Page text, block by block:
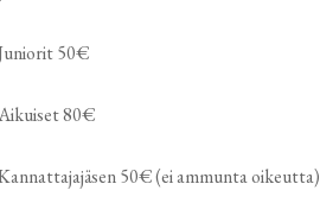
50€
80€
50€ (ei ammunta oikeutta)